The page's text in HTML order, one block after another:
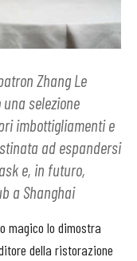
Zhang Le
selezione
imbottigliamenti e
ad espandersi
e, in futuro,
a Shanghai
magico lo dimostra
della ristorazione